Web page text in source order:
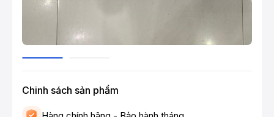
Chinh sách sản phẩm